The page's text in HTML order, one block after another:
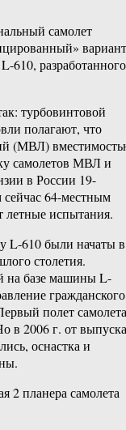
самолет
вариант
610, разработанного
турбовинтовой
полагают, что
(МВЛ)
самолетов МВЛ и
в России 19-
64-местным
летные испытания.
L-610 были начаты в
столетия.
на базе машины L-
гражданского
полет самолета
в 2006 г. от выпуска
оснастка и
2 планера самолета